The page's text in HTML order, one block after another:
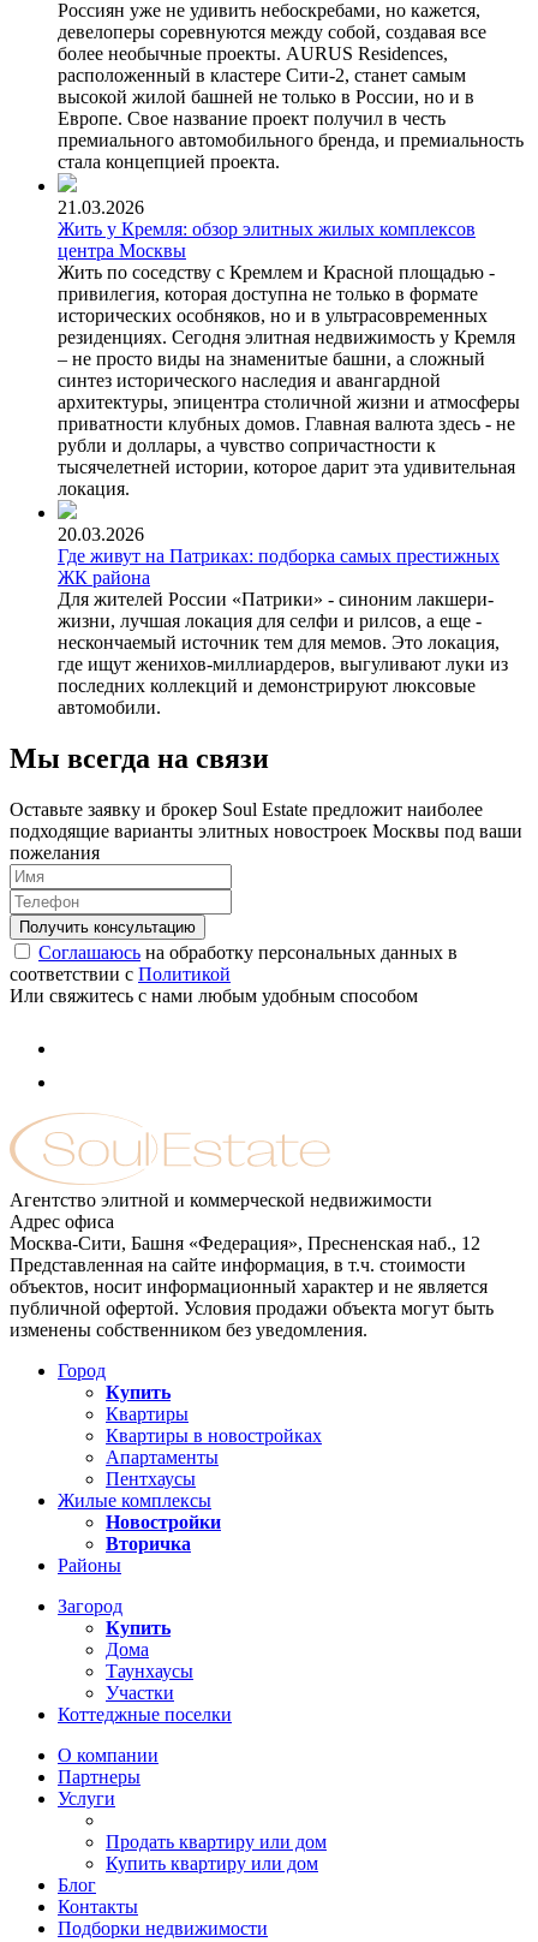
Россиян уже не удивить небоскребами, но кажется,
девелоперы соревнуются между собой, создавая все
более необычные проекты. AURUS Residences,
расположенный в кластере Сити-2, станет самым
высокой жилой башней не только в России, но и в
Европе. Свое название проект получил в честь
премиального автомобильного бренда, и премиальность
стала концепцией проекта.
21.03.2026
Жить у Кремля: обзор элитных жилых комплексов
центра Москвы
Жить по соседству с Кремлем и Красной площадью -
привилегия, которая доступна не только в формате
исторических особняков, но и в ультрасовременных
резиденциях. Сегодня элитная недвижимость у Кремля
– не просто виды на знаменитые башни, а сложный
синтез исторического наследия и авангардной
архитектуры, эпицентра столичной жизни и атмосферы
приватности клубных домов. Главная валюта здесь - не
рубли и доллары, а чувство сопричастности к
тысячелетней истории, которое дарит эта удивительная
локация.
20.03.2026
Где живут на Патриках: подборка самых престижных
ЖК района
Для жителей России «Патрики» - синоним лакшери-
жизни, лучшая локация для селфи и рилсов, а еще -
нескончаемый источник тем для мемов. Это локация,
где ищут женихов-миллиардеров, выгуливают луки из
последних коллекций и демонстрируют люксовые
автомобили.
Мы всегда на связи
Оставьте заявку и брокер Soul Estate предложит наиболее
подходящие варианты элитных новостроек Москвы под ваши
пожелания
Соглашаюсь на обработку персональных данных в
соответствии с Политикой
Или свяжитесь с нами любым удобным способом
Агентство элитной и коммерческой недвижимости
Адрес офиса
Москва-Сити, Башня «Федерация», Пресненская наб., 12
Представленная на сайте информация, в т.ч. стоимости
объектов, носит информационный характер и не является
публичной офертой. Условия продажи объекта могут быть
изменены собственником без уведомления.
Город
Купить
Квартиры
Квартиры в новостройках
Апартаменты
Пентхаусы
Жилые комплексы
Новостройки
Вторичка
Районы
Загород
Купить
Дома
Таунхаусы
Участки
Коттеджные поселки
О компании
Партнеры
Услуги
Продать квартиру или дом
Купить квартиру или дом
Блог
Контакты
Подборки недвижимости